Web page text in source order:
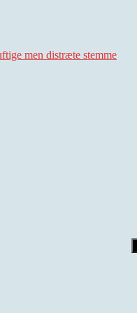
men distræte stemme